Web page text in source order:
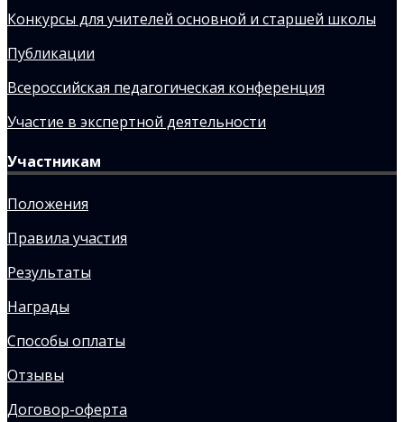
Конкурсы для учителей основной и старшей школы
Публикации
Всероссийская педагогическая конференция
Участие в экспертной деятельности
Участникам
Положения
Правила участия
Результаты
Награды
Способы оплаты
Отзывы
Договор-оферта